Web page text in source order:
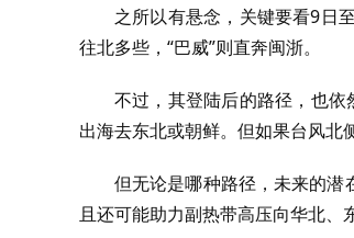
之所以有悬念，关键要看9日
往北多些，“巴威”则直奔闽浙。
不过，其登陆后的路径，也
出海去东北或朝鲜。但如果台风北
但无论是哪种路径，未来的潜
且还可能助力副热带高压向华北、